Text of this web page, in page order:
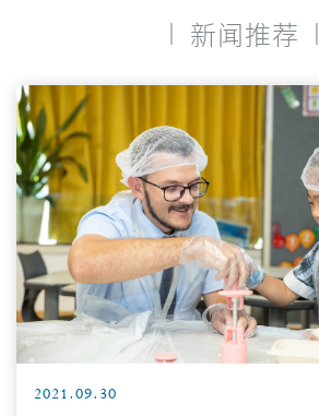
| 新闻推荐 |
2021.09.30